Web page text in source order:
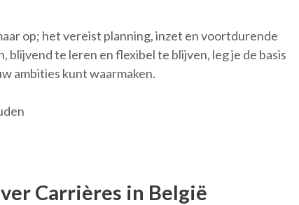
op; het vereist planning, inzet en voortdurende
te leren en flexibel te blijven, leg je de basis
ambities kunt waarmaken.
Carrières in België